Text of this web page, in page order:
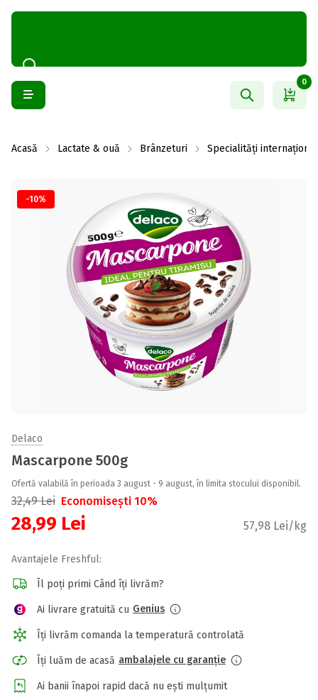
0
Acasă Lactate & ouă Brânzeturi Specialități
-10%
Delaco
Mascarpone 500g
Ofertă valabilă în perioada 3 august - 9 august, în limita stocului disponibil.
32,49Lei Economisești 10%
28,99 Lei 57,98 Lei/kg
Avantajele Freshful:
Îl poți primi Când îți livrăm?
Ai livrare gratuită cu Genius
Îți livrăm comanda la temperatură controlată
Îți luăm de acasă ambalajele cu garanție
Ai banii înapoi rapid dacă nu ești mulțumit